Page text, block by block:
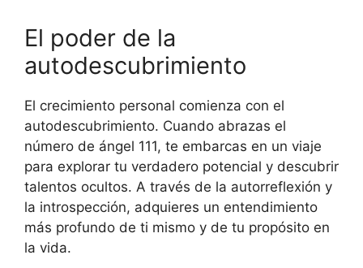
El poder de la
autodescubrimiento
El crecimiento personal comienza con el
autodescubrimiento. Cuando abrazas el
número de ángel 111, te embarcas en un viaje
para explorar tu verdadero potencial y descubrir
talentos ocultos. A través de la autorreflexión y
la introspección, adquieres un entendimiento
más profundo de ti mismo y de tu propósito en
la vida.